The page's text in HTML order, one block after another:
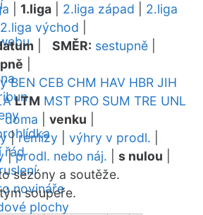
řád
novináře
plochy
1.liga 2.liga západ
2.liga
2.liga východ
SMĚR: sestupně
BEN CEB CHM HAV HBR JIH
LTM MST PRO SUM TRE UNL
doma venku
|remízy výhry v prodl.
|prodl. nebo náj. s nulou
sezóny a soutěže.
soupeře.